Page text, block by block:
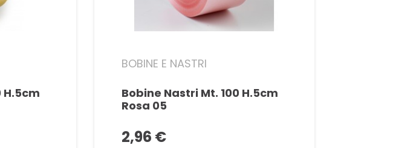
H.5cm
BOBINE E NASTRI
Bobine Nastri Mt. 100 H.5cm
Rosa 05
2,96 €